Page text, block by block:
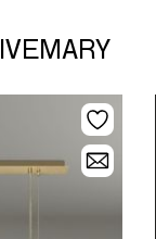
lecture de